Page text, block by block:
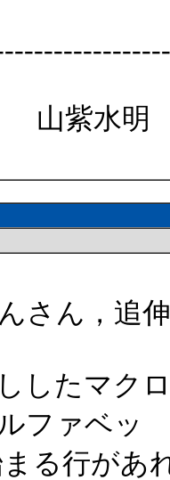
明
さん，追
したマク
ファベッ
まる行があ